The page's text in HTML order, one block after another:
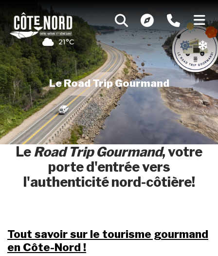
21°C
Le Road Trip Gourmand
LeRoad Trip Gourmand, votre
porte d'entrée vers
l'authenticité nord-côtière!
Tout savoir sur le tourisme gourmand
en Côte-Nord !